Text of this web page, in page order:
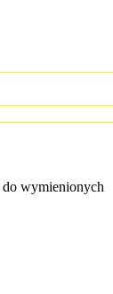
do wymienionych